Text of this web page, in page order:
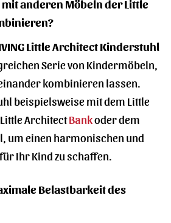
anderen Möbeln der Little
Little Architect Kinderstuhl
Serie von Kindermöbeln,
kombinieren lassen.
beispielsweise mit dem Little
ArchitectBankoder dem
um einen harmonischen und
Ihr Kind zu schaffen.
Belastbarkeit des